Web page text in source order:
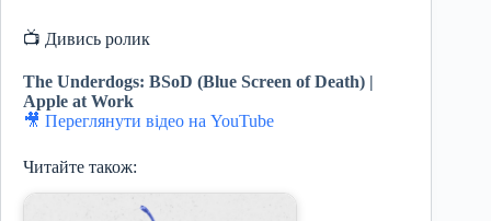
📺 Дивись ролик
The Underdogs: BSoD (Blue Screen of Death) |
Apple at Work
🎥 Переглянути відео на YouTube
Читайте також: